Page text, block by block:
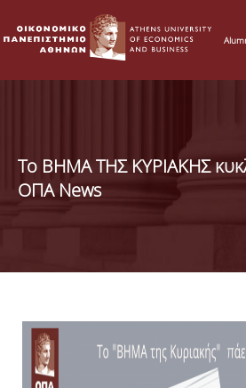
Το ΒΗΜΑ ΤΗΣ ΚΥΡΙΑΚΗΣ
ΟΠΑ News